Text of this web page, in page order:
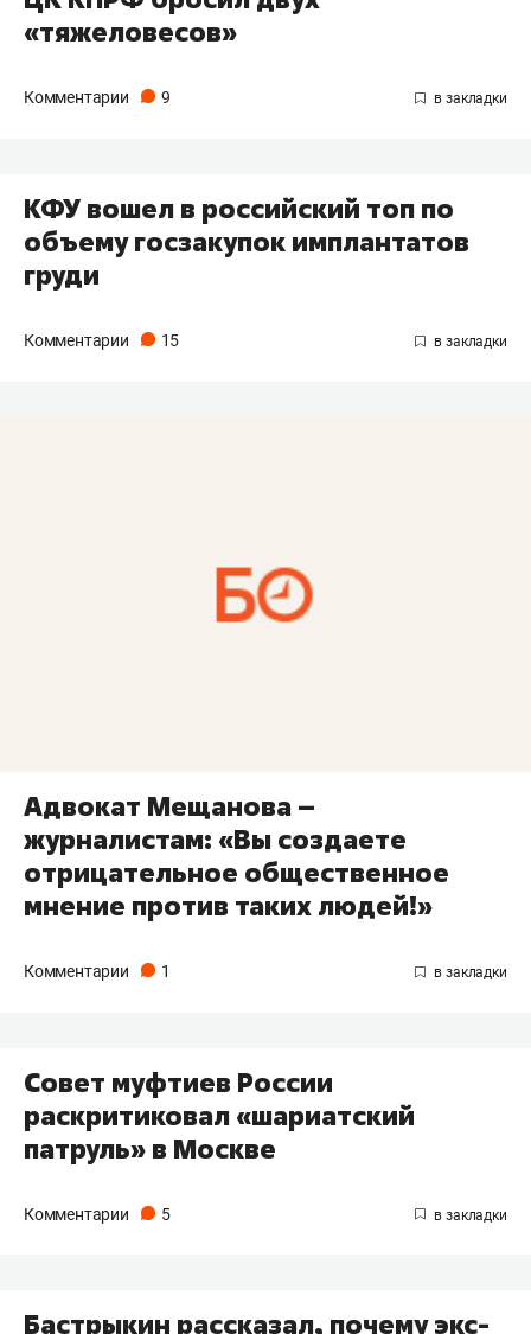
«тяжеловесов»
Комментарии 9
КФУ вошел в российский топ по
объему госзакупок имплантатов
груди
Комментарии 15
Адвокат Мещанова –
журналистам: «Вы создаете
отрицательное общественное
мнение против таких людей!»
Комментарии 1
Совет муфтиев России
раскритиковал «шариатский
патруль» в Москве
Комментарии 5
Бастрыкин рассказал, почему экс-